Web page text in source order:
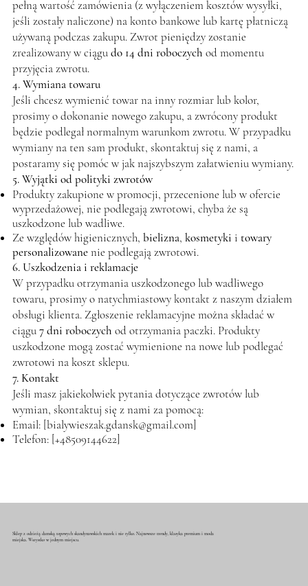
pełną wartość zamówienia (z wyłączeniem kosztów wysyłki,
jeśli zostały naliczone) na konto bankowe lub kartę płatniczą
używaną podczas zakupu. Zwrot pieniędzy zostanie
zrealizowany w ciągudo 14 dni roboczych od momentu
przyjęcia zwrotu.
4. Wymiana towaru
Jeśli chcesz wymienić towar na inny rozmiar lub kolor,
prosimy o dokonanie nowego zakupu, a zwrócony produkt
będzie podlegał normalnym warunkom zwrotu. W przypadku
wymiany na ten sam produkt, skontaktuj się z nami, a
postaramy się pomóc w jak najszybszym załatwieniu wymiany.
5. Wyjątki od polityki zwrotów
Produkty zakupione w promocji, przecenione lub w ofercie
wyprzedażowej, nie podlegają zwrotowi, chyba że są
uszkodzone lub wadliwe.
Ze względów higienicznych, bielizna, kosmetyki i towary
personalizowanenie podlegają zwrotowi.
6. Uszkodzenia i reklamacje
W przypadku otrzymania uszkodzonego lub wadliwego
towaru, prosimy o natychmiastowy kontakt z naszym działem
obsługi klienta. Zgłoszenie reklamacyjne można składać w
ciągu7 dni roboczych od otrzymania paczki. Produkty
uszkodzone mogą zostać wymienione na nowe lub podlegać
zwrotowi na koszt sklepu.
7. Kontakt
Jeśli masz jakiekolwiek pytania dotyczące zwrotów lub
wymian, skontaktuj się z nami za pomocą:
Email: [bialywieszak.gdansk@gmail.com]
Telefon: [+48509144622]
Sklep z odzieżą damską topowych skandynawskich marek i nie tylko. Najnowsze trendy, klasyka premium i moda
miejska. Wszystko w jednym miejscu.